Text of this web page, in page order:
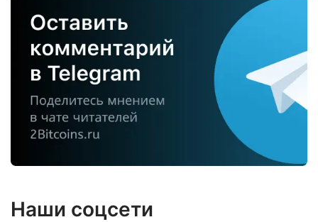
Наши соцсети